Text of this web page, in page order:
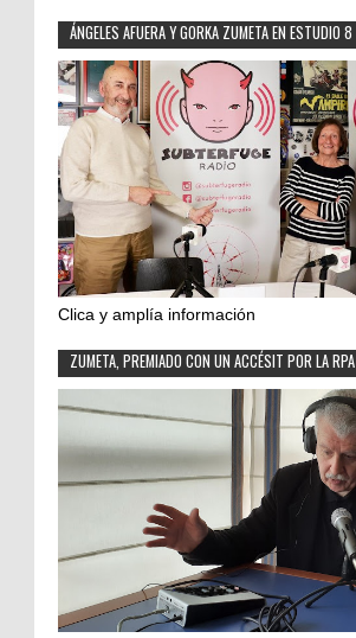
ÁNGELES AFUERA Y GORKA ZUMETA EN ESTUDIO 8
Clica y amplía información
ZUMETA, PREMIADO CON UN ACCÉSIT POR LA RPA